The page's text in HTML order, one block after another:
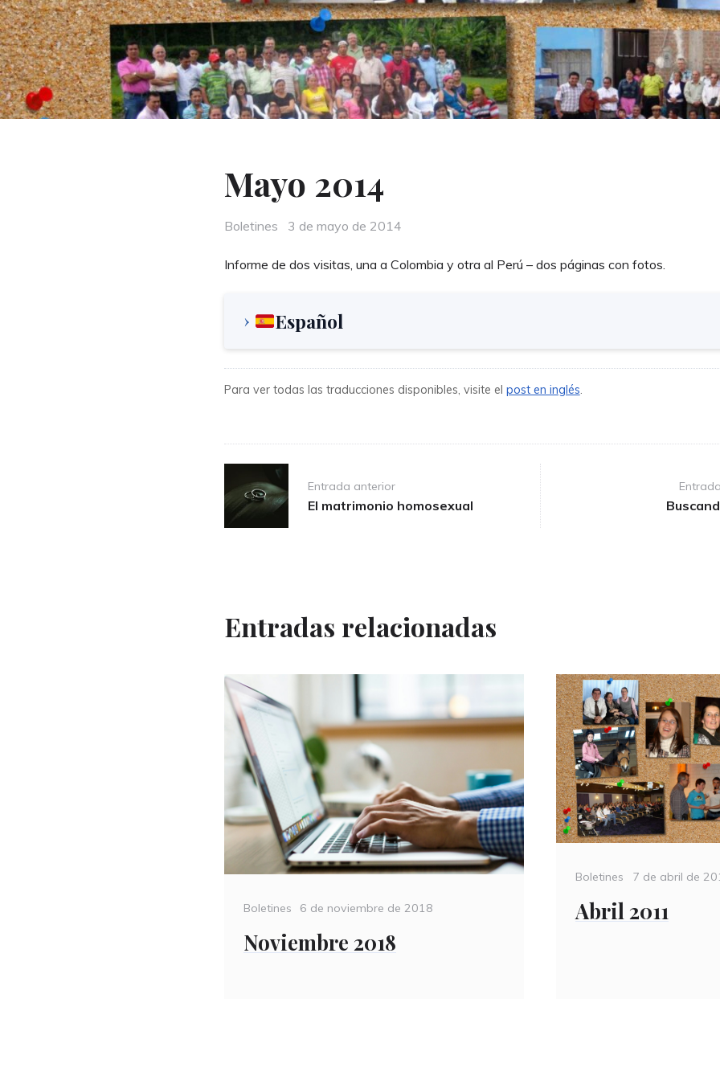
Mayo 2014
Categories
Boletines
Posted
3 de mayo de 2014
Informe de dos visitas, una a Colombia y otra al Perú – dos páginas con fotos.
Español
Para ver todas las traducciones disponibles, visite el post en inglés.
Post
navigationEntrada anterior
El matrimonio homosexual
Entradas relacionadas
Categories
Boletines
Posted
6 de noviembre de 2018
Noviembre 2018
Categories
Boletines
Posted
7 de abril de
Abril 2011